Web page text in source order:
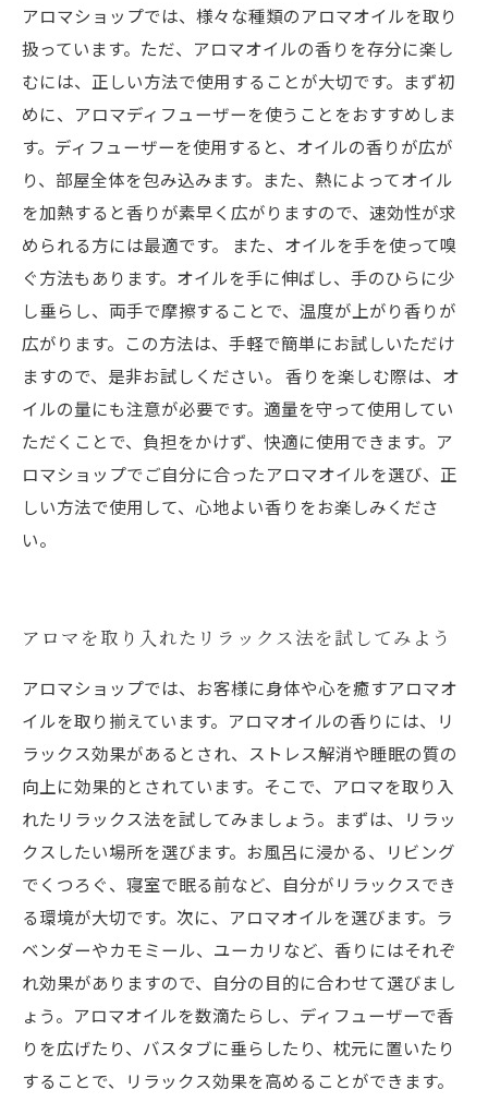
アロマショップでは、様々な種類のアロマオイルを取り
扱っています。ただ、アロマオイルの香りを存分に楽し
むには、正しい方法で使用することが大切です。まず初
めに、アロマディフューザーを使うことをおすすめしま
す。ディフューザーを使用すると、オイルの香りが広が
り、部屋全体を包み込みます。また、熱によってオイル
を加熱すると香りが素早く広がりますので、速効性が求
められる方には最適です。 また、オイルを手を使って嗅
ぐ方法もあります。オイルを手に伸ばし、手のひらに少
し垂らし、両手で摩擦することで、温度が上がり香りが
広がります。この方法は、手軽で簡単にお試しいただけ
ますので、是非お試しください。 香りを楽しむ際は、オ
イルの量にも注意が必要です。適量を守って使用してい
ただくことで、負担をかけず、快適に使用できます。ア
ロマショップでご自分に合ったアロマオイルを選び、正
しい方法で使用して、心地よい香りをお楽しみくださ
い。
アロマを取り入れたリラックス法を試してみよう
アロマショップでは、お客様に身体や心を癒すアロマオ
イルを取り揃えています。アロマオイルの香りには、リ
ラックス効果があるとされ、ストレス解消や睡眠の質の
向上に効果的とされています。そこで、アロマを取り入
れたリラックス法を試してみましょう。まずは、リラッ
クスしたい場所を選びます。お風呂に浸かる、リビング
でくつろぐ、寝室で眠る前など、自分がリラックスでき
る環境が大切です。次に、アロマオイルを選びます。ラ
ベンダーやカモミール、ユーカリなど、香りにはそれぞ
れ効果がありますので、自分の目的に合わせて選びまし
ょう。アロマオイルを数滴たらし、ディフューザーで香
りを広げたり、バスタブに垂らしたり、枕元に置いたり
することで、リラックス効果を高めることができます。